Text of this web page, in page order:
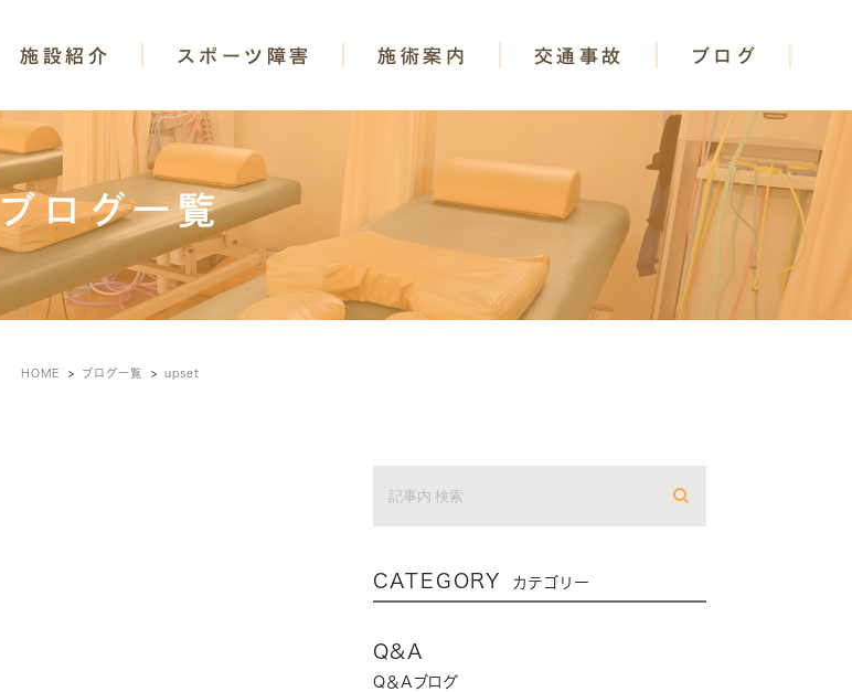
施設紹介 スポーツ障害 施術案内 交通事故 ブログ
ブログ一覧
HOME ブログ一覧 upset
CATEGORY カテゴリー
Q&A
Q＆Aブログ